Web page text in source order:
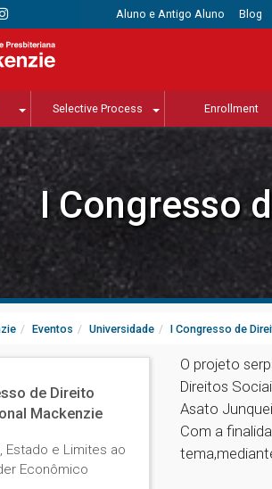
Aluno e Antigo Aluno Blog
Selective Process Enrollment
I Congresso
Eventos Universidade I Congresso de
de Direito
Mackenzie
Estado e Limites ao
Econômico
O projeto
Direitos
Asato
Com a